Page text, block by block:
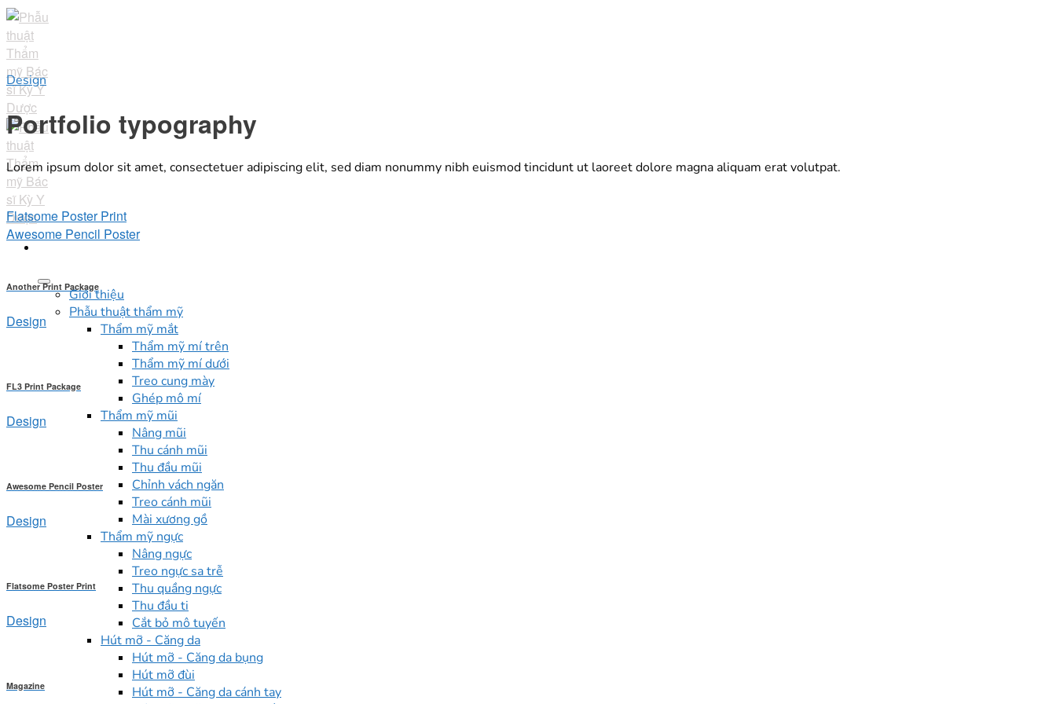
Skip
to
content
Giới thiệu
Phẫu thuật thẩm mỹ
Thẩm mỹ mắt
Thẩm mỹ mí trên
Thẩm mỹ mí dưới
Treo cung mày
Ghép mô mí
Thẩm mỹ mũi
Nâng mũi
Thu cánh mũi
Thu đầu mũi
Chỉnh vách ngăn
Treo cánh mũi
Mài xương gồ
Thẩm mỹ ngực
Nâng ngực
Treo ngực sa trễ
Thu quầng ngực
Thu đầu ti
Cắt bỏ mô tuyến
Hút mỡ - Căng da
Hút mỡ - Căng da bụng
Hút mỡ đùi
Hút mỡ - Căng da cánh tay
Design
Portfolio typography
Lorem ipsum dolor sit amet, consectetuer adipiscing elit, sed diam nonummy nibh euismod tincidunt ut laoreet dolore magna aliquam erat volutpat.
Flatsome Poster Print
Awesome Pencil Poster
Another Print Package
Design
FL3 Print Package
Design
Awesome Pencil Poster
Design
Flatsome Poster Print
Design
Magazine